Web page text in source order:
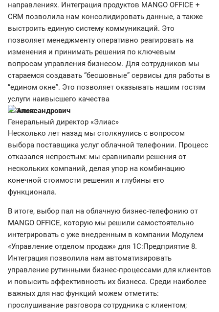
направлениях. Интеграция продуктов MANGO OFFICE +
CRM позволила нам консолидировать данные, а также
выстроить единую систему коммуникаций. Это
позволяет менеджменту оперативно реагировать на
изменения и принимать решения по ключевым
вопросам управления бизнесом. Для сотрудников мы
стараемся создавать “бесшовные” сервисы для работы в
“едином окне”. Это позволяет оказывать нашим гостям
услуги наивысшего качества
А. Александрович
Генеральный директор «Элиас»
Несколько лет назад мы столкнулись с вопросом
выбора поставщика услуг облачной телефонии. Процесс
отказался непростым: мы сравнивали решения от
нескольких компаний, делая упор на комбинацию
конечной стоимости решения и глубины его
функционала.
В итоге, выбор пал на облачную бизнес-телефонию от
MANGO OFFICE, которую мы решили самостоятельно
интегрировать с уже внедренным в компании Модулем
«Управление отделом продаж» для 1C:Предприятие 8.
Интеграция позволила нам автоматизировать
управление рутинными бизнес-процессами для клиентов
и повысить эффективность их бизнеса. Среди наиболее
важных для нас функций можем отметить:
прослушивание разговора сотрудника с клиентом;